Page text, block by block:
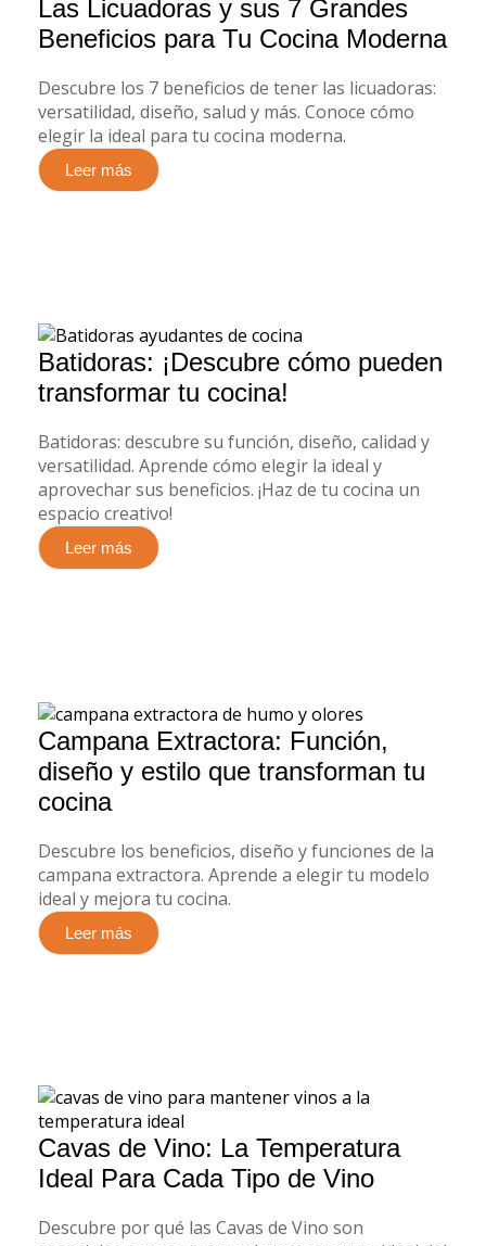
Las Licuadoras y sus 7 Grandes
Beneficios para Tu Cocina Moderna
Descubre los 7 beneficios de tener las licuadoras:
versatilidad, diseño, salud y más. Conoce cómo
elegir la ideal para tu cocina moderna.
Leer más
Batidoras: ¡Descubre cómo pueden
transformar tu cocina!
Batidoras: descubre su función, diseño, calidad y
versatilidad. Aprende cómo elegir la ideal y
aprovechar sus beneficios. ¡Haz de tu cocina un
espacio creativo!
Leer más
Campana Extractora: Función,
diseño y estilo que transforman tu
cocina
Descubre los beneficios, diseño y funciones de la
campana extractora. Aprende a elegir tu modelo
ideal y mejora tu cocina.
Leer más
Cavas de Vino: La Temperatura
Ideal Para Cada Tipo de Vino
Descubre por qué las Cavas de Vino son